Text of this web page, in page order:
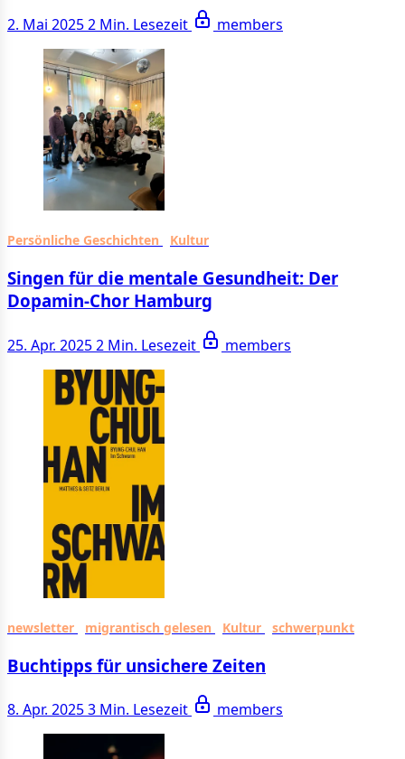
2. Mai 20252 Min. Lesezeit members
Persönliche Geschichten Kultur
Singen für die mentale Gesundheit: Der
Dopamin-Chor Hamburg
25. Apr. 20252 Min. Lesezeit members
newsletter migrantisch gelesen Kultur schwerpunkt
Buchtipps für unsichere Zeiten
8. Apr. 20253 Min. Lesezeit members